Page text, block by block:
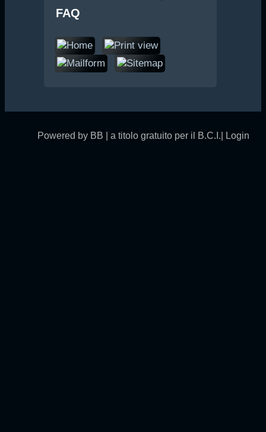
FAQ
Powered by BB | a titolo gratuito per il B.C.I.| Login